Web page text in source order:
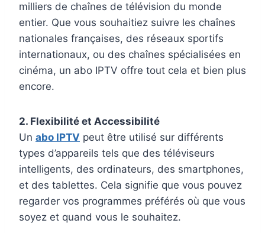
milliers de chaînes de télévision du monde
entier. Que vous souhaitiez suivre les chaînes
nationales françaises, des réseaux sportifs
internationaux, ou des chaînes spécialisées en
cinéma, un abo IPTV offre tout cela et bien plus
encore.
2. Flexibilité et Accessibilité
Un abo IPTV peut être utilisé sur différents
types d’appareils tels que des téléviseurs
intelligents, des ordinateurs, des smartphones,
et des tablettes. Cela signifie que vous pouvez
regarder vos programmes préférés où que vous
soyez et quand vous le souhaitez.